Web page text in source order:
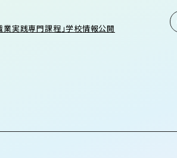
業実践専門課程」学校情報公開